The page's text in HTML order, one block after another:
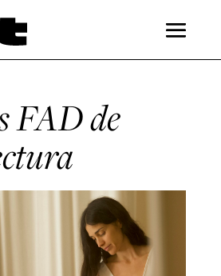
FAD de